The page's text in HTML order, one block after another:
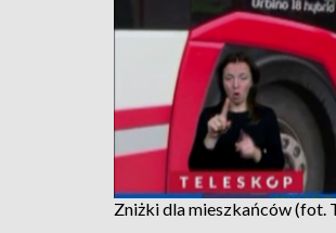
Zniżki dla mieszkańców (fot.